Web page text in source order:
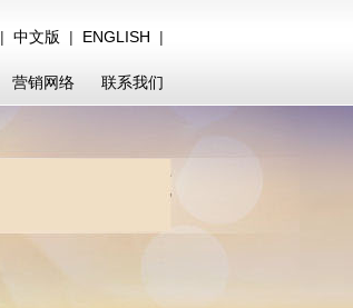
| 中文版 | ENGLISH |
营销网络 联系我们